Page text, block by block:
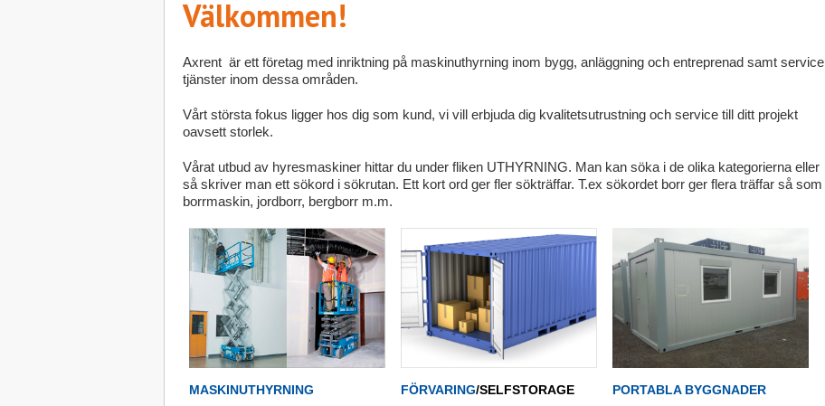
Välkommen!
Axrent är ett företag med inriktning på maskinuthyrning inom bygg, anläggning och entreprenad samt service
tjänster inom dessa områden.
Vårt största fokus ligger hos dig som kund, vi vill erbjuda dig kvalitetsutrustning och service till ditt projekt
oavsett storlek.
Vårat utbud av hyresmaskiner hittar du under fliken UTHYRNING. Man kan söka i de olika kategorierna eller
så skriver man ett sökord i sökrutan. Ett kort ord ger fler sökträffar. T.ex sökordet borr ger flera träffar så som
borrmaskin, jordborr, bergborr m.m.
MASKINUTHYRNING FÖRVARING/SELFSTORAGE PORTABLA BYGGNADER